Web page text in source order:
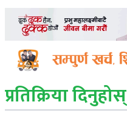
प्रतिक्रिया दिनुहोस्